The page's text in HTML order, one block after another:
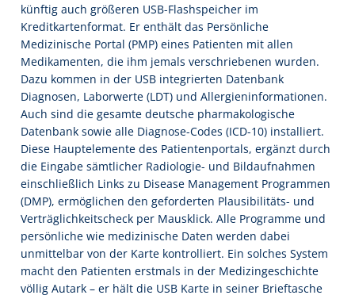
künftig auch größeren USB-Flashspeicher im
Kreditkartenformat. Er enthält das Persönliche
Medizinische Portal (PMP) eines Patienten mit allen
Medikamenten, die ihm jemals verschriebenen wurden.
Dazu kommen in der USB integrierten Datenbank
Diagnosen, Laborwerte (LDT) und Allergieninformationen.
Auch sind die gesamte deutsche pharmakologische
Datenbank sowie alle Diagnose-Codes (ICD-10) installiert.
Diese Hauptelemente des Patientenportals, ergänzt durch
die Eingabe sämtlicher Radiologie- und Bildaufnahmen
einschließlich Links zu Disease Management Programmen
(DMP), ermöglichen den geforderten Plausibilitäts- und
Verträglichkeitscheck per Mausklick. Alle Programme und
persönliche wie medizinische Daten werden dabei
unmittelbar von der Karte kontrolliert. Ein solches System
macht den Patienten erstmals in der Medizingeschichte
völlig Autark – er hält die USB Karte in seiner Brieftasche